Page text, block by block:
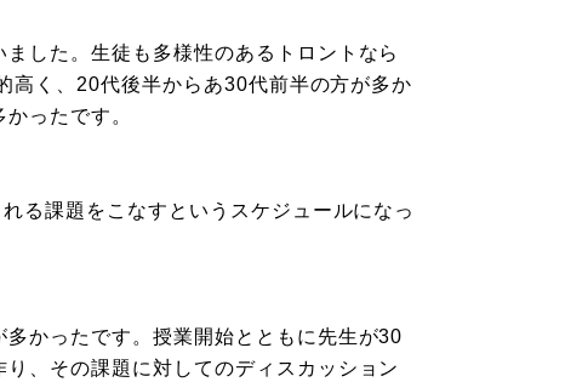
した。生徒も多様性のあるトロントなら
高く、20代後半からあ30代前半の方が多か
ったです。
る課題をこなすというスケジュールになっ
かったです。授業開始とともに先生が30
、その課題に対してのディスカッション